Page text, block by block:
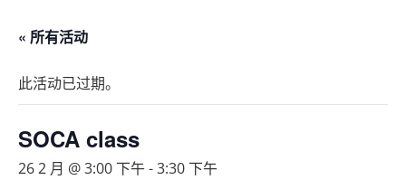
« 所有活动
此活动已过期。
SOCA class
26 2 月 @ 3:00 下午-3:30 下午